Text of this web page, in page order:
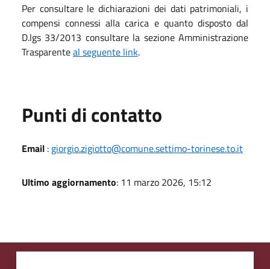
Per consultare le dichiarazioni dei dati patrimoniali, i
compensi connessi alla carica e quanto disposto dal
D.lgs 33/2013 consultare la sezione Amministrazione
Trasparenteal seguente link.
Punti di contatto
Email : giorgio.zigiotto@comune.settimo-torinese.to.it
Ultimo aggiornamento: 11 marzo 2026, 15:12